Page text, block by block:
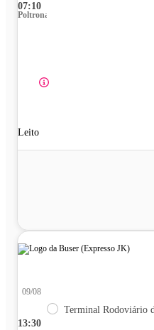
07:10
Poltrona
Leito
13:30
09/08
Terminal Rodoviário